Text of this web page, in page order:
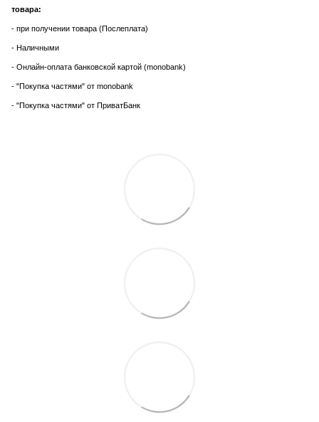
товара:
- при получении товара (Послеплата)
- Наличными
- Онлайн-оплата банковской картой (monobank)
- "Покупка частями" от monobank
- "Покупка частями" от ПриватБанк